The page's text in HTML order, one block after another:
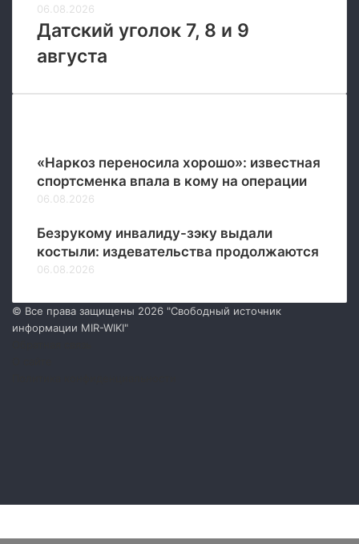
06.08.2026
Датский уголок 7, 8 и 9
августа
«Наркоз переносила хорошо»: известная
спортсменка впала в кому на операции
06.08.2026
Безрукому инвалиду-зэку выдали
костыли: издевательства продолжаются
06.08.2026
© Все права защищены 2026 "Свободный источник
информации MIR-WIKI"